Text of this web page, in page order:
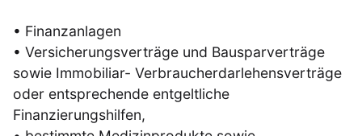
• Finanzanlagen
• Versicherungsverträge und Bausparverträge
sowie Immobiliar- Verbraucherdarlehensverträge
oder entsprechende entgeltliche
Finanzierungshilfen,